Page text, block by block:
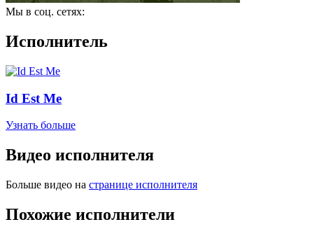
Мы в соц. сетях:
Исполнитель
Id Est Me
Узнать больше
Видео исполнителя
Больше видео на странице исполнителя
Похожие исполнители